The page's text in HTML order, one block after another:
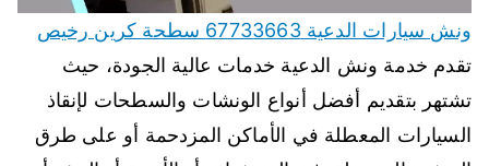
ونش سيارات الدعية 67733663 سطحة كرين رخيص
تقدم خدمة ونش الدعية خدمات عالية الجودة، حيث
تشتهر بتقديم أفضل أنواع الونشات والسطحات لإنقاذ
السيارات المعطلة في الأماكن المزدحمة أو على طرق